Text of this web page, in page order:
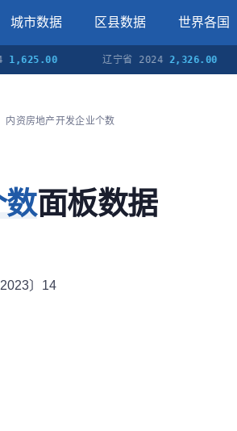
城市数据 区县数据 世界各国
辽宁省 2024 2,326.00
内资房地产开发企业个数
面板数据
〕14